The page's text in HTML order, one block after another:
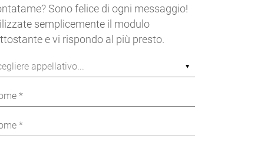
Sono felice di ogni messaggio!
semplicemente il modulo
e vi rispondo al più presto.